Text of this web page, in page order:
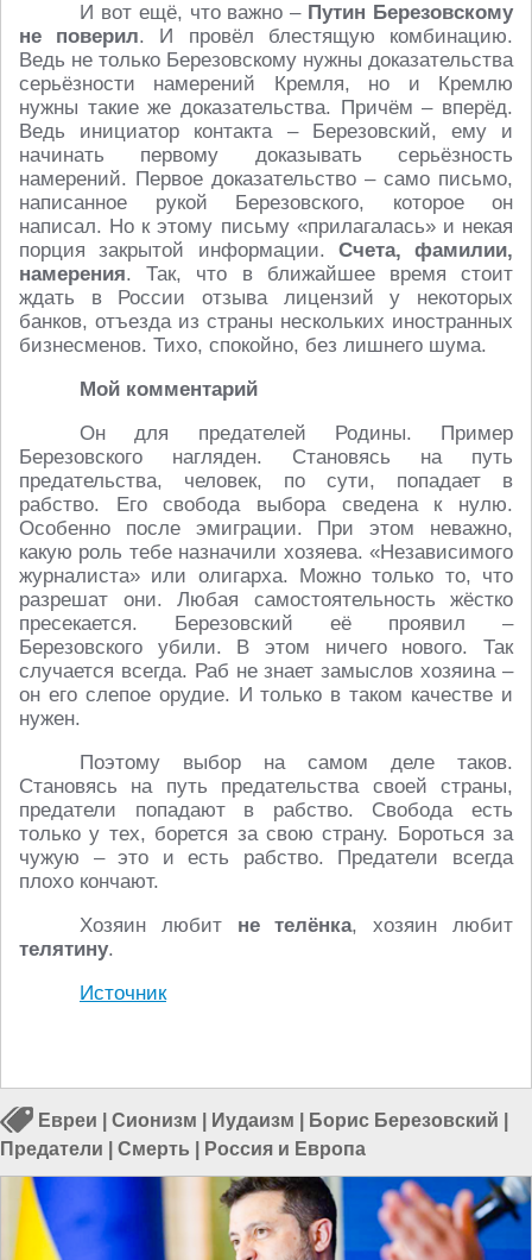
И вот ещё, что важно – Путин Березовскому
не поверил. И провёл блестящую комбинацию.
Ведь не только Березовскому нужны доказательства
серьёзности намерений Кремля, но и Кремлю
нужны такие же доказательства. Причём – вперёд.
Ведь инициатор контакта – Березовский, ему и
начинать первому доказывать серьёзность
намерений. Первое доказательство – само письмо,
написанное рукой Березовского, которое он
написал. Но к этому письму «прилагалась» и некая
порция закрытой информации. Счета, фамилии,
намерения. Так, что в ближайшее время стоит
ждать в России отзыва лицензий у некоторых
банков, отъезда из страны нескольких иностранных
бизнесменов. Тихо, спокойно, без лишнего шума.
Мой комментарий
Он для предателей Родины. Пример
Березовского нагляден. Становясь на путь
предательства, человек, по сути, попадает в
рабство. Его свобода выбора сведена к нулю.
Особенно после эмиграции. При этом неважно,
какую роль тебе назначили хозяева. «Независимого
журналиста» или олигарха. Можно только то, что
разрешат они. Любая самостоятельность жёстко
пресекается. Березовский её проявил –
Березовского убили. В этом ничего нового. Так
случается всегда. Раб не знает замыслов хозяина –
он его слепое орудие. И только в таком качестве и
нужен.
Поэтому выбор на самом деле таков.
Становясь на путь предательства своей страны,
предатели попадают в рабство. Свобода есть
только у тех, борется за свою страну. Бороться за
чужую – это и есть рабство. Предатели всегда
плохо кончают.
Хозяин любит не телёнка, хозяин любит
телятину.
Источник
Евреи Сионизм Иудаизм Борис Березовский
Предатели
Смерть Россия и Европа